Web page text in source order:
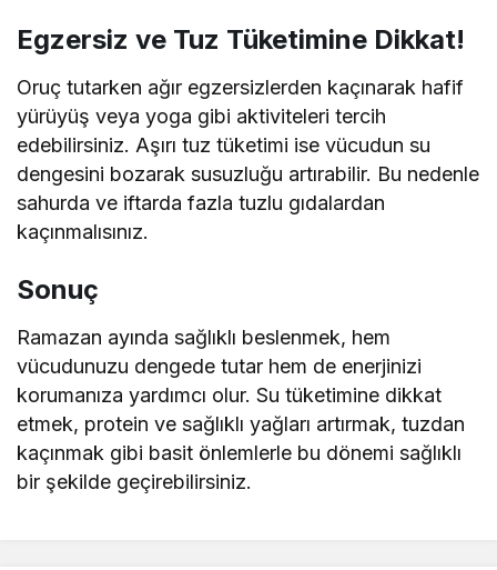
Egzersiz ve Tuz Tüketimine Dikkat!
Oruç tutarken ağır egzersizlerden kaçınarak hafif
yürüyüş veya yoga gibi aktiviteleri tercih
edebilirsiniz. Aşırı tuz tüketimi ise vücudun su
dengesini bozarak susuzluğu artırabilir. Bu nedenle
sahurda ve iftarda fazla tuzlu gıdalardan
kaçınmalısınız.
Sonuç
Ramazan ayında sağlıklı beslenmek, hem
vücudunuzu dengede tutar hem de enerjinizi
korumanıza yardımcı olur. Su tüketimine dikkat
etmek, protein ve sağlıklı yağları artırmak, tuzdan
kaçınmak gibi basit önlemlerle bu dönemi sağlıklı
bir şekilde geçirebilirsiniz.